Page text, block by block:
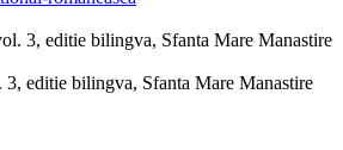
editie bilingva, Sfanta Mare Manastire